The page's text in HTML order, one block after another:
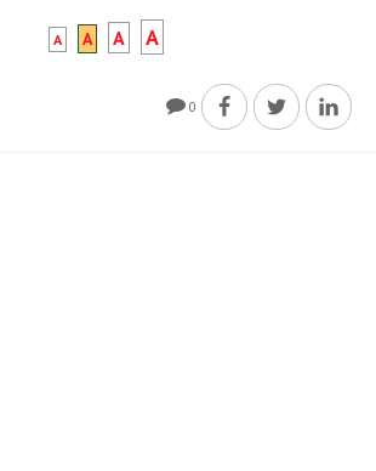
A A A A
0